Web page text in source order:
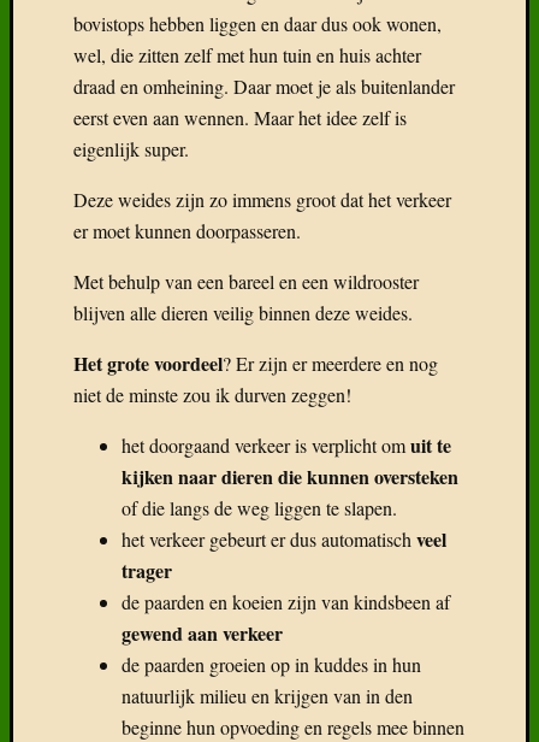
bovistops hebben liggen en daar dus ook wonen,
wel, die zitten zelf met hun tuin en huis achter
draad en omheining. Daar moet je als buitenlander
eerst even aan wennen. Maar het idee zelf is
eigenlijk super.
Deze weides zijn zo immens groot dat het verkeer
er moet kunnen doorpasseren.
Met behulp van een bareel en een wildrooster
blijven alle dieren veilig binnen deze weides.
Het grote voordeel? Er zijn er meerdere en nog
niet de minste zou ik durven zeggen!
het doorgaand verkeer is verplicht omuit te
kijken naar dieren die kunnen oversteken
of die langs de weg liggen te slapen.
het verkeer gebeurt er dus automatisch veel
trager
de paarden en koeien zijn van kindsbeen af
gewend aan verkeer
de paarden groeien op in kuddes in hun
natuurlijk milieu en krijgen van in den
beginne hun opvoeding en regels mee binnen